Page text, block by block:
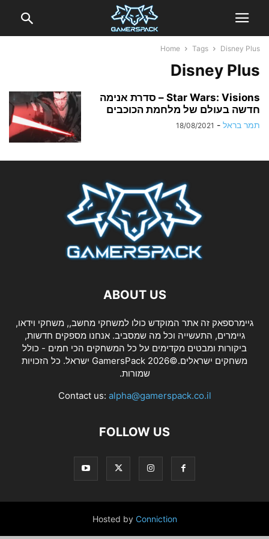
Home Tags Disney Plus
Disney Plus
Star Wars: Visions – סדרת אנימה
חדשה בעולם של מלחמת הכוכבים
תמר בראל -
18/08/2021
ABOUT US
גיימרספאק זה אתר המוקדש כולו למשחקי מחשב,, משחקי וידאו,
גיימרים, התעשייה וכל מה שמסביב. אנחנו מספקים חדשות,
ביקורות ומבטים מקדימים על כל המשחקים הכי חמים - כולל
משחקים ישראלים.©2026 GamersPack ישראל. כל הזכויות
שמורות.
Contact us: alpha@gamerspack.co.il
FOLLOW US
Hosted by Conniction